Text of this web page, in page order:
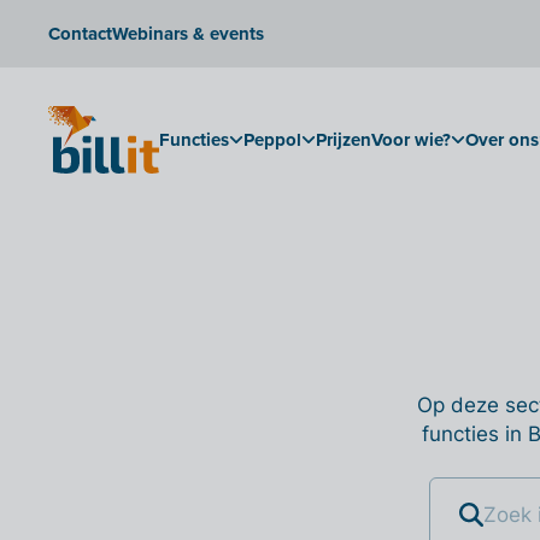
ContactWebinars & events
Functies Peppol PrijzenVoor wie? Over ons
Op deze
functies in